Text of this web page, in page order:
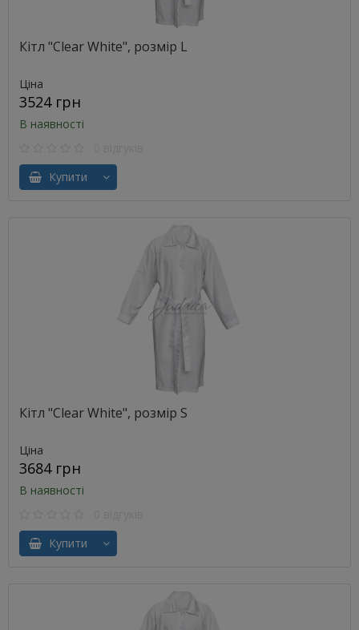
Кітл "Clear White", розмір L
Ціна
3524 грн
В наявності
Купити
Кітл "Clear White", розмір S
Ціна
3684 грн
В наявності
Купити